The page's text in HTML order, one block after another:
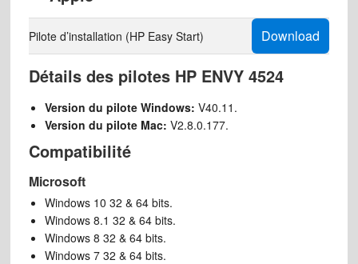
Pilote d’installation (HP Easy Start) Download
Détails des pilotes HP ENVY 4524
Version du pilote Windows: V40.11.
Version du pilote Mac: V2.8.0.177.
Compatibilité
Microsoft
Windows 10 32 & 64 bits.
Windows 8.1 32 & 64 bits.
Windows 8 32 & 64 bits.
Windows 7 32 & 64 bits.